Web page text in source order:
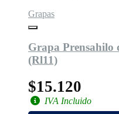
Grapas
Grapa
(Rl11)
$15.120
IVA Incluido